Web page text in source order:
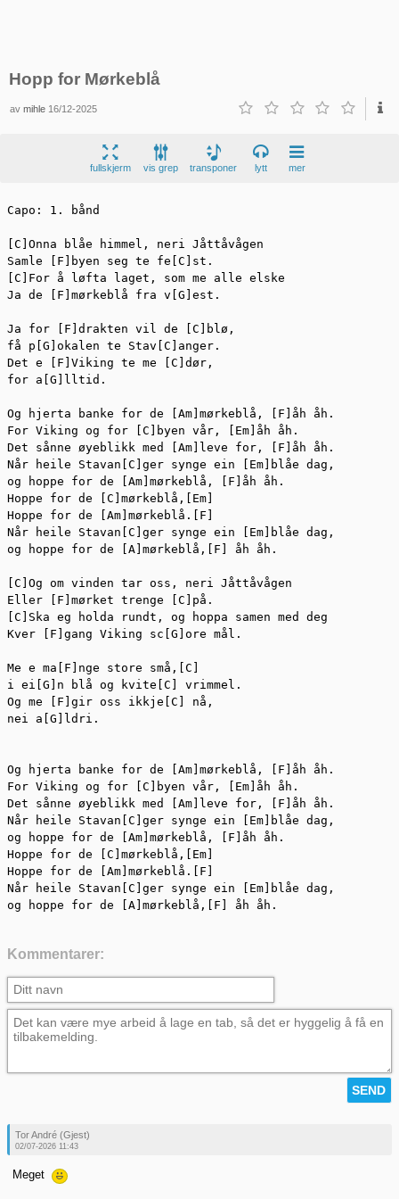
Hopp for Mørkeblå
avmihle 16/12-2025
fullskjerm vis grep transponer lytt mer
Capo: 1. bånd
[C]Onna blåe himmel, neri Jåttåvågen
Samle [F]byen seg te fe[C]st.
[C]For å løfta laget, som me alle elske
Ja de [F]mørkeblå fra v[G]est.
Ja for [F]drakten vil de [C]blø,
få p[G]okalen te Stav[C]anger.
Det e [F]Viking te me [C]dør,
for a[G]lltid.
Og hjerta banke for de [Am]mørkeblå, [F]åh åh.
For Viking og for [C]byen vår, [Em]åh åh.
Det sånne øyeblikk med [Am]leve for, [F]åh åh.
Når heile Stavan[C]ger synge ein [Em]blåe dag,
og hoppe for de [Am]mørkeblå, [F]åh åh.
Hoppe for de [C]mørkeblå,[Em]
Hoppe for de [Am]mørkeblå.[F]
Når heile Stavan[C]ger synge ein [Em]blåe dag,
og hoppe for de [A]mørkeblå,[F] åh åh.
[C]Og om vinden tar oss, neri Jåttåvågen
Eller [F]mørket trenge [C]på.
[C]Ska eg holda rundt, og hoppa samen med deg
Kver [F]gang Viking sc[G]ore mål.
Me e ma[F]nge store små,[C]
i ei[G]n blå og kvite[C] vrimmel.
Og me [F]gir oss ikkje[C] nå,
nei a[G]ldri.
Og hjerta banke for de [Am]mørkeblå, [F]åh åh.
For Viking og for [C]byen vår, [Em]åh åh.
Det sånne øyeblikk med [Am]leve for, [F]åh åh.
Når heile Stavan[C]ger synge ein [Em]blåe dag,
og hoppe for de [Am]mørkeblå, [F]åh åh.
Hoppe for de [C]mørkeblå,[Em]
Hoppe for de [Am]mørkeblå.[F]
Når heile Stavan[C]ger synge ein [Em]blåe dag,
og hoppe for de [A]mørkeblå,[F] åh åh.
Kommentarer:
Tor André (Gjest)
02/07-2026 11:43
Meget